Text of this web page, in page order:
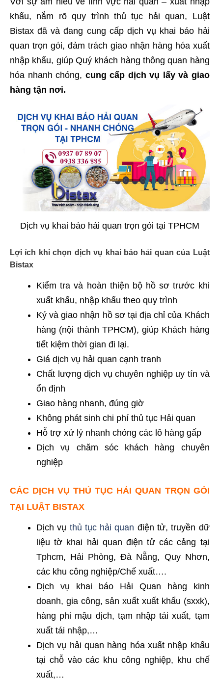
khẩu, nắm rõ quy trình thủ tục hải quan, Luật
Bistax đã và đang cung cấp dịch vụ khai báo hải
quan trọn gói, đảm trách giao nhận hàng hóa xuất
nhập khẩu, giúp Quý khách hàng thông quan hàng
hóa nhanh chóng, cung cấp dịch vụ lấy và giao
hàng tận nơi.
Dịch vụ khai báo hải quan trọn gói tại TPHCM
Lợi ích khi chọn dịch vụ khai báo hải quan của Luật
Bistax
Kiểm tra và hoàn thiện bộ hồ sơ trước khi
xuất khẩu, nhập khẩu theo quy trình
Ký và giao nhận hồ sơ tại địa chỉ của Khách
hàng (nội thành TPHCM), giúp Khách hàng
tiết kiệm thời gian đi lại.
Giá dịch vụ hải quan cạnh tranh
Chất lượng dịch vụ chuyên nghiệp uy tín và
ổn định
Giao hàng nhanh, đúng giờ
Không phát sinh chi phí thủ tục Hải quan
Hỗ trợ xử lý nhanh chóng các lô hàng gấp
Dịch vụ chăm sóc khách hàng chuyên
nghiệp
CÁC DỊCH VỤ THỦ TỤC HẢI QUAN TRỌN GÓI
TẠI LUẬT BISTAX
Dịch vụ thủ tục hải quan điện tử, truyền dữ
liệu tờ khai hải quan điện tử các cảng tại
Tphcm, Hải Phòng, Đà Nẵng, Quy Nhơn,
các khu công nghiệp/Chế xuất….
Dịch vụ khai báo Hải Quan hàng kinh
doanh, gia công, sản xuất xuất khẩu (sxxk),
hàng phi mậu dịch, tạm nhập tái xuất, tạm
xuất tái nhập,…
Dịch vụ hải quan hàng hóa xuất nhập khẩu
tại chỗ vào các khu công nghiệp, khu chế
xuất,…